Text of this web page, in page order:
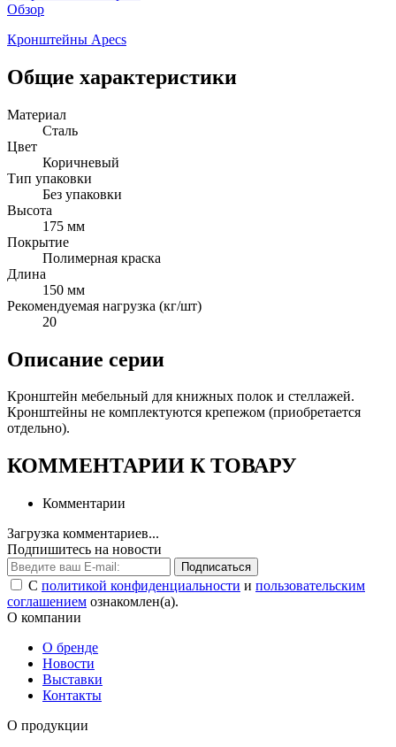
Обзор
Кронштейны Apecs
Общие характеристики
Материал
Сталь
Цвет
Коричневый
Тип упаковки
Без упаковки
Высота
175 мм
Покрытие
Полимерная краска
Длина
150 мм
Рекомендуемая нагрузка (кг/шт)
20
Описание серии
Кронштейн мебельный для книжных полок и стеллажей.
Кронштейны не комплектуются крепежом (приобретается
отдельно).
КОММЕНТАРИИ К ТОВАРУ
Комментарии
Загрузка комментариев...
Подпишитесь на новости
Подписаться
С политикой конфиденциальности и пользовательским
соглашением ознакомлен(а).
О компании
О бренде
Новости
Выставки
Контакты
О продукции